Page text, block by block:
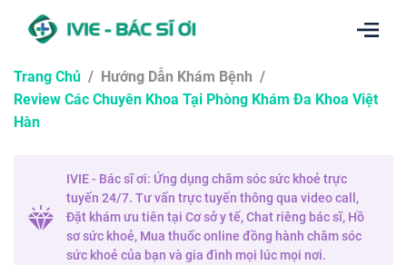
Trang Chủ / Hướng Dẫn Khám Bệnh /
Review Các Chuyên Khoa Tại Phòng Khám Đa Khoa Việt
Hàn
IVIE - Bác sĩ ơi: Ứng dụng chăm sóc sức khoẻ trực
tuyến 24/7. Tư vấn trực tuyến thông qua video call,
Đặt khám ưu tiên tại Cơ sở y tế, Chat riêng bác sĩ, Hồ
sơ sức khoẻ, Mua thuốc online đồng hành chăm sóc
sức khoẻ của bạn và gia đình mọi lúc mọi nơi.